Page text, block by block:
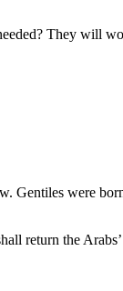
They will
Gentiles were
return the